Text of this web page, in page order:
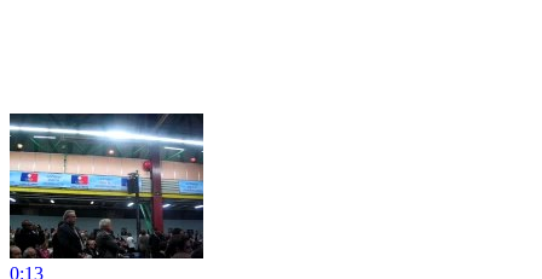
0:13